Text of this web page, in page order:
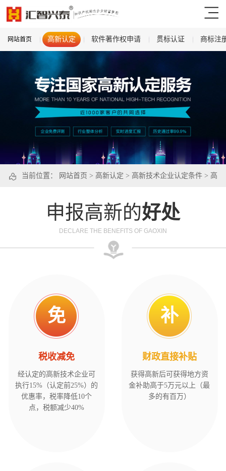
网站首页 高新认定 软件著作权申请 贯标认证 商标注
当前位置： 网站首页 > 高新认定 > 高新技术企业认定条件> 高
申报高新的好处
DECLARE THE BENEFITS OF GAOXIN
免
税收减免
经认定的高新技术企业可
执行15%（认定前25%）的
优惠率，税率降低10个
点，税额减少40%
补
财政直接补贴
获得高新后可获得地方资
金补助高于5万元以上（最
多的有百万）